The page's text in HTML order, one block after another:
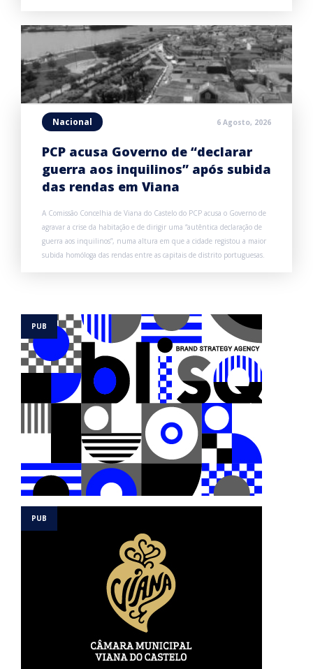
Nacional 6 Agosto, 2026
PCP acusa Governo de “declarar
guerra aos inquilinos” após subida
das rendas em Viana
A Comissão Concelhia de Viana do Castelo do PCP acusa o Governo de
agravar a crise da habitação e de dirigir uma “autêntica declaração de
guerra aos inquilinos”, numa altura em que a cidade registou a maior
subida homóloga das rendas entre as capitais de distrito portuguesas.